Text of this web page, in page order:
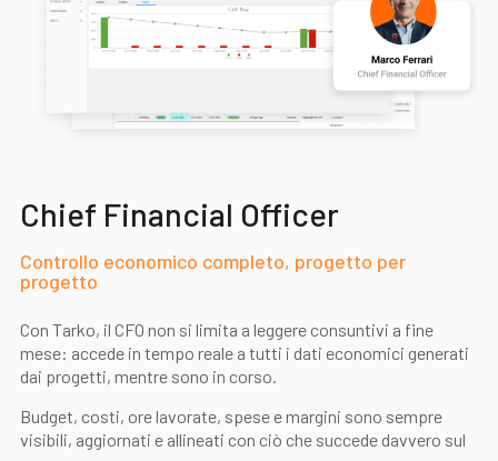
Chief Financial Officer
Controllo economico completo, progetto per
progetto
Con Tarko, il CFO non si limita a leggere consuntivi a fine
mese: accede in tempo reale a tutti i dati economici generati
dai progetti, mentre sono in corso.
Budget, costi, ore lavorate, spese e margini sono sempre
visibili, aggiornati e allineati con ciò che succede davvero sul